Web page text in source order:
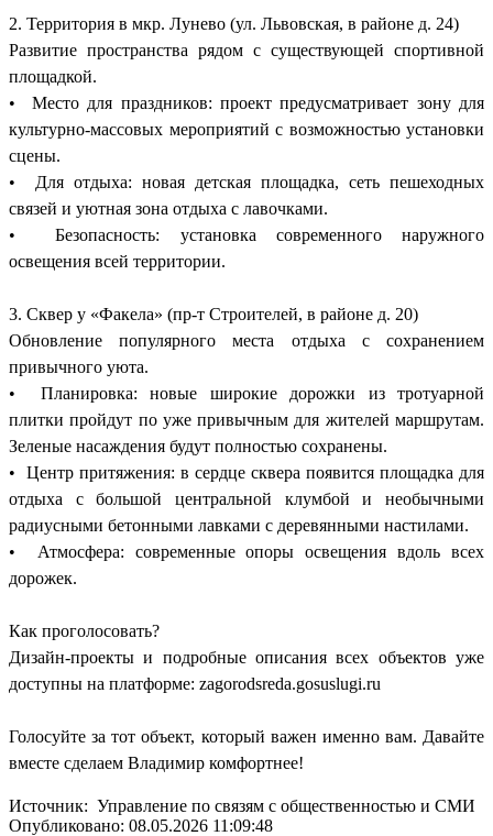
2. Территория в мкр. Лунево (ул. Львовская, в районе д. 24)
Развитие пространства рядом с существующей спортивной
площадкой.
• Место для праздников: проект предусматривает зону для
культурно-массовых мероприятий с возможностью установки
сцены.
• Для отдыха: новая детская площадка, сеть пешеходных
связей и уютная зона отдыха с лавочками.
• Безопасность: установка современного наружного
освещения всей территории.
3. Сквер у «Факела» (пр-т Строителей, в районе д. 20)
Обновление популярного места отдыха с сохранением
привычного уюта.
• Планировка: новые широкие дорожки из тротуарной
плитки пройдут по уже привычным для жителей маршрутам.
Зеленые насаждения будут полностью сохранены.
• Центр притяжения: в сердце сквера появится площадка для
отдыха с большой центральной клумбой и необычными
радиусными бетонными лавками с деревянными настилами.
• Атмосфера: современные опоры освещения вдоль всех
дорожек.
Как проголосовать?
Дизайн-проекты и подробные описания всех объектов уже
доступны на платформе: zagorodsreda.gosuslugi.ru
Голосуйте за тот объект, который важен именно вам. Давайте
вместе сделаем Владимир комфортнее!
Источник: Управление по связям с общественностью и СМИ
Опубликовано: 08.05.2026 11:09:48